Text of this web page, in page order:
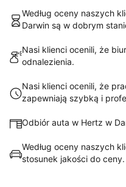
Według oceny naszych
Darwin są w dobrym
Nasi klienci ocenili, że
odnalezienia.
Nasi klienci ocenili, że
zapewniają szybką i
Odbiór auta w Hertz w
Według oceny naszych
stosunek jakości do ceny.